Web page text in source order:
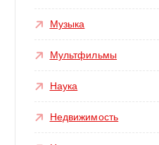
Музыка
Мультфильмы
Наука
Недвижимость